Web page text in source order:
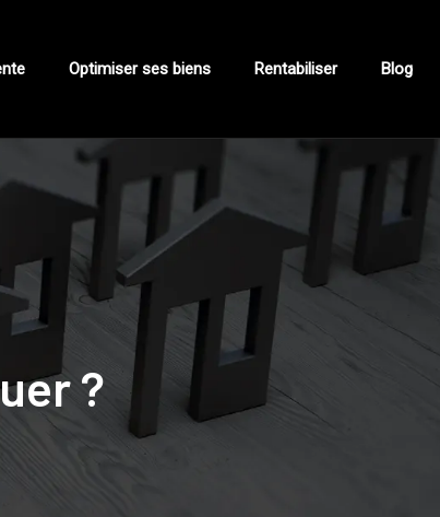
Optimiser ses biens Rentabiliser Blog
?